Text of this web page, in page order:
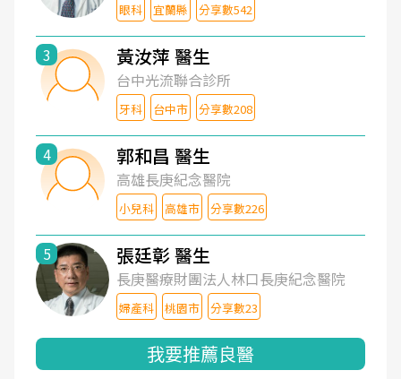
眼科 宜蘭縣 分享數542
3 黃汝萍 醫生
台中光流聯合診所
牙科 台中市 分享數208
4 郭和昌 醫生
高雄長庚紀念醫院
小兒科 高雄市 分享數226
5 張廷彰 醫生
長庚醫療財團法人林口長庚紀念醫院
婦產科 桃園市 分享數23
我要推薦良醫